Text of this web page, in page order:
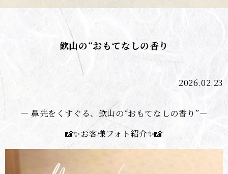
欽山の“おもてなしの香り
2026.02.23
— 鼻先をくすぐる、欽山の“おもてなしの香り”—
📸✨お客様フォト紹介✨📸